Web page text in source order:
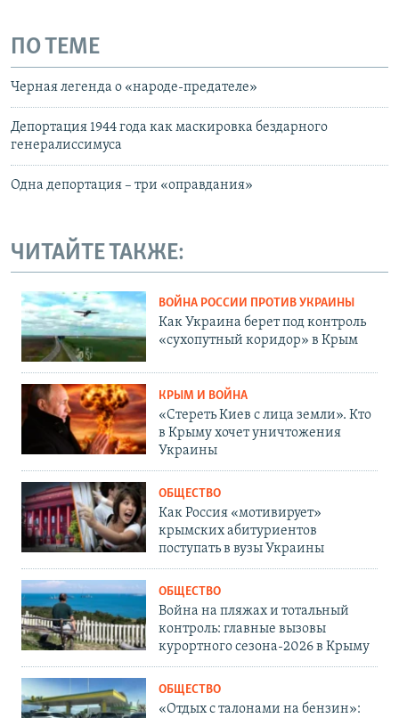
ПО ТЕМЕ
Черная легенда о «народе-предателе»
Депортация 1944 года как маскировка бездарного
генералиссимуса
Одна депортация – три «оправдания»
ЧИТАЙТЕ ТАКЖЕ:
ВОЙНА РОССИИ ПРОТИВ УКРАИНЫ
Как Украина берет под контроль
«сухопутный коридор» в Крым
КРЫМ И ВОЙНА
«Стереть Киев с лица земли». Кто
в Крыму хочет уничтожения
Украины
ОБЩЕСТВО
Как Россия «мотивирует»
крымских абитуриентов
поступать в вузы Украины
ОБЩЕСТВО
Война на пляжах и тотальный
контроль: главные вызовы
курортного сезона-2026 в Крыму
ОБЩЕСТВО
«Отдых с талонами на бензин»: